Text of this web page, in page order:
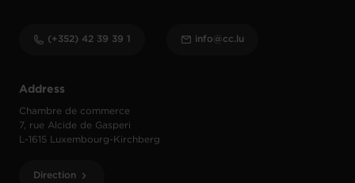
Address
Chambre de commerce
7, rue Alcide de Gasperi
L-1615 Luxembourg-Kirchberg
Direction
(+352) 42 39 39 1 info@cc.lu